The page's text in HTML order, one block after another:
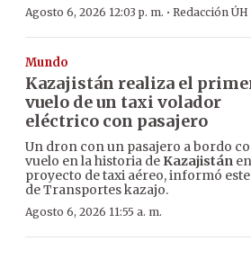
Agosto 6, 2026 12:03 p. m. · Redacción ÚH
Mundo
Kazajistán realiza el
vuelo de un taxi volador
eléctrico con pasajero
Un dron con un pasajero a bordo
vuelo en la historia de Kazajistán
proyecto de taxi aéreo, informó
de Transportes kazajo.
Agosto 6, 2026 11:55 a. m.